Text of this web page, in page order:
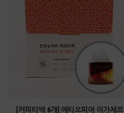
[커피티백 6개] 에티오피아 이가체프